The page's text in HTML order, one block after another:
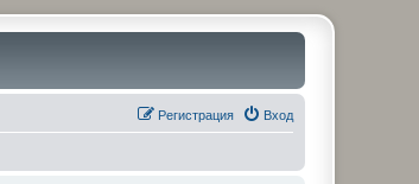
Вход
Регистрация